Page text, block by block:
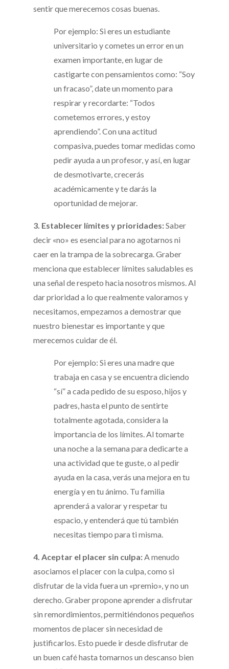
sentir que merecemos cosas buenas.
Por ejemplo: Si eres un estudiante
universitario y cometes un error en un
examen importante, en lugar de
castigarte con pensamientos como: “Soy
un fracaso”, date un momento para
respirar y recordarte: “Todos
cometemos errores, y estoy
aprendiendo”. Con una actitud
compasiva, puedes tomar medidas como
pedir ayuda a un profesor, y así, en lugar
de desmotivarte, crecerás
académicamente y te darás la
oportunidad de mejorar.
3. Establecer límites y prioridades:Saber
decir «no» es esencial para no agotarnos ni
caer en la trampa de la sobrecarga. Graber
menciona que establecer límites saludables es
una señal de respeto hacia nosotros mismos. Al
dar prioridad a lo que realmente valoramos y
necesitamos, empezamos a demostrar que
nuestro bienestar es importante y que
merecemos cuidar de él.
Por ejemplo: Si eres una madre que
trabaja en casa y se encuentra diciendo
“sí” a cada pedido de su esposo, hijos y
padres, hasta el punto de sentirte
totalmente agotada, considera la
importancia de los límites. Al tomarte
una noche a la semana para dedicarte a
una actividad que te guste, o al pedir
ayuda en la casa, verás una mejora en tu
energía y en tu ánimo. Tu familia
aprenderá a valorar y respetar tu
espacio, y entenderá que tú también
necesitas tiempo para ti misma.
4. Aceptar el placer sin culpa:A menudo
asociamos el placer con la culpa, como si
disfrutar de la vida fuera un «premio», y no un
derecho. Graber propone aprender a disfrutar
sin remordimientos, permitiéndonos pequeños
momentos de placer sin necesidad de
justificarlos. Esto puede ir desde disfrutar de
un buen café hasta tomarnos un descanso bien